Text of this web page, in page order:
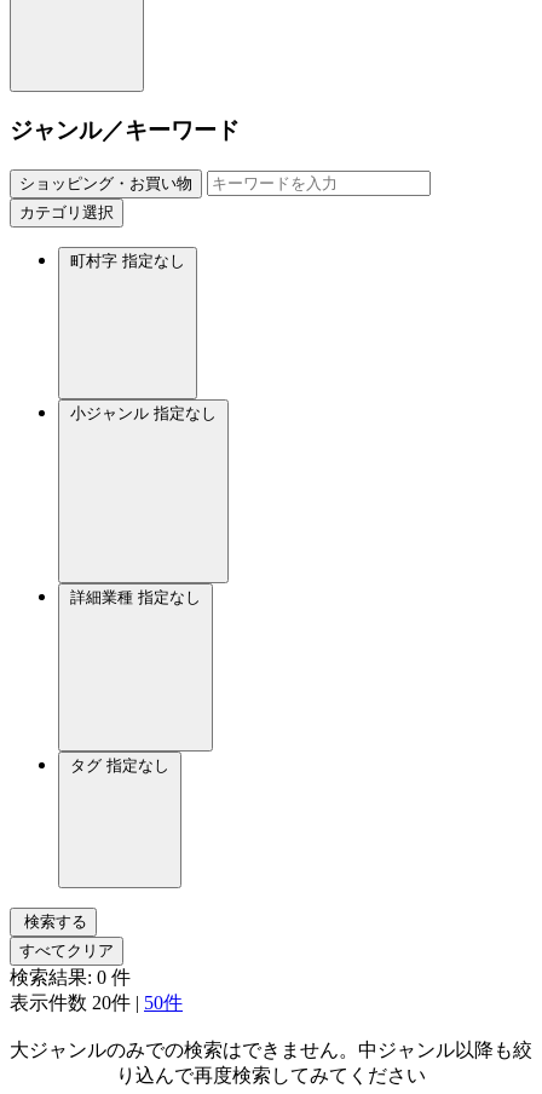
ジャンル／キーワード
ショッピング・お買い物
カテゴリ選択
町村字 指定なし
小ジャンル 指定なし
詳細業種 指定なし
タグ 指定なし
検索する
すべてクリア
検索結果: 0 件
表示件数 20件 | 50件
大ジャンルのみでの検索はできません。中ジャンル以降も絞
り込んで再度検索してみてください